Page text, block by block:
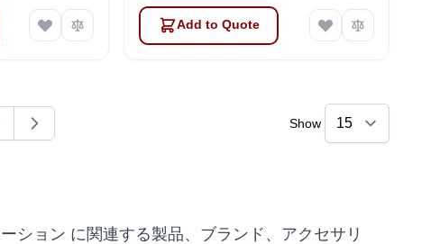
Add to Quote
reading page
Show
ション に関連する製品、ブランド、アクセサリ